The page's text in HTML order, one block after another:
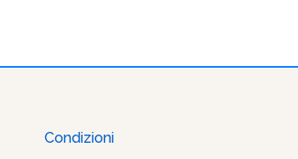
Condizioni